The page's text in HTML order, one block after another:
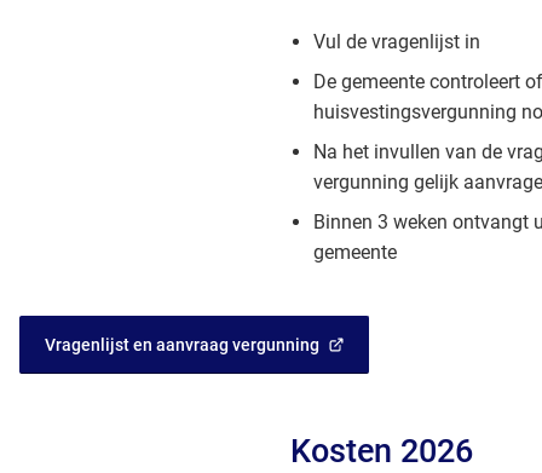
Vul de vragenlijst in
De gemeente controleert
huisvestingsvergunning
Na het invullen van de
vergunning gelijk
Binnen 3 weken ontvangt
gemeente
Vragenlijst en aanvraag vergunning
(Verwijst
Kosten 2026